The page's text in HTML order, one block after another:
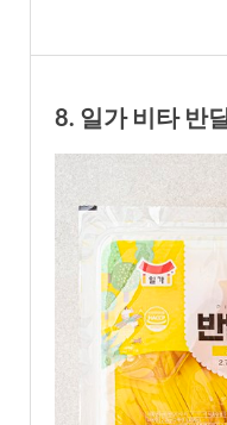
8. 일가 비타 반